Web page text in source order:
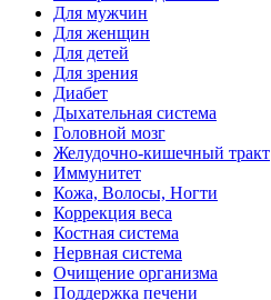
Для мужчин
Для женщин
Для детей
Для зрения
Диабет
Дыхательная система
Головной мозг
Желудочно-кишечный тракт
Иммунитет
Кожа, Волосы, Ногти
Коррекция веса
Костная система
Нервная система
Очищение организма
Поддержка печени